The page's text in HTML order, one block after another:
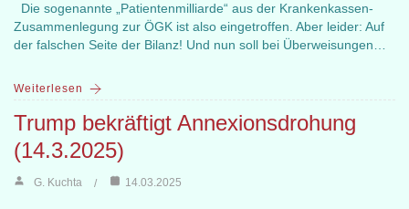
Die sogenannte „Patientenmilliarde“ aus der Krankenkassen-
Zusammenlegung zur ÖGK ist also eingetroffen. Aber leider: Auf
der falschen Seite der Bilanz! Und nun soll bei Überweisungen…
Weiterlesen
Trump bekräftigt Annexionsdrohung
(14.3.2025)
G. Kuchta 14.03.2025